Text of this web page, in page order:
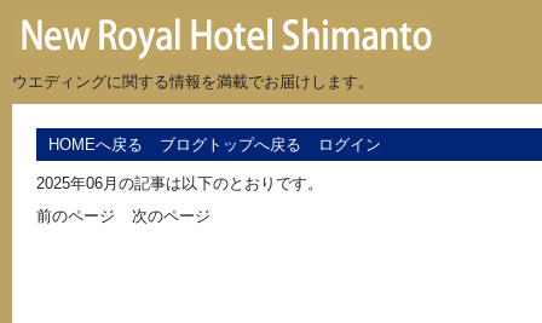
ウエディングに関する情報を満載でお届けします。
HOMEへ戻る ブログトップへ戻る ログイン
2025年06月の記事は以下のとおりです。
前のページ
次のページ